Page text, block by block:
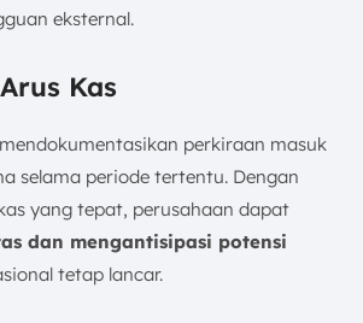
eksternal.
Kas
perkiraan masuk
selama periode tertentu. Dengan
yang tepat, perusahaan dapat
dan mengantisipasi potensi
tetap lancar.